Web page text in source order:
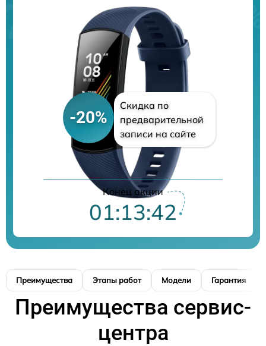
-20%
Скидка по
предварительной
записи на сайте
Конец акции
01:13:41
Преимущества Этапы работ Модели Гарантия
Преимущества сервис-
центра